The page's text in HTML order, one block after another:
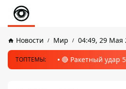
Новости Мир 04:49, 29 Мая
ТОПТЕМЫ: 🔴 Ракетный удар 5